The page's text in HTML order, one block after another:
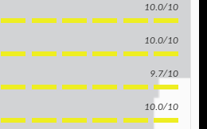
10.0/10
10.0/10
9.7/10
10.0/10